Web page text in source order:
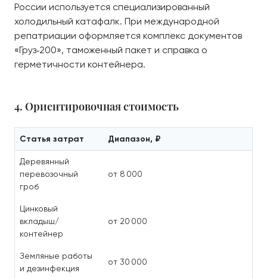
России используется специализированный
холодильный катафалк. При международной
репатриации оформляется комплекс документов
«Груз‑200», таможенный пакет и справка о
герметичности контейнера.
4. Ориентировочная стоимость
Статья затрат Диапазон, ₽
Деревянный
перевозочный
гроб
от 8 000
Цинковый
вкладыш/
контейнер
от 20 000
Земляные работы
и дезинфекция
от 30 000